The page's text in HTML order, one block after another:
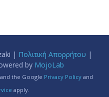
| Πολιτική Απορρήτου |
by MojoLab
the Google Privacy Policyand
apply.